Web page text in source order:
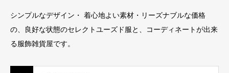
シンプルなデザイン・ 着心地よい素材・リーズナブルな価格
の、良好な状態のセレクトユーズド服と、コーディネートが出来
る服飾雑貨屋です。